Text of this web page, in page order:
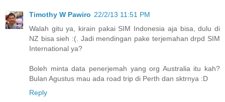
Timothy W Pawiro 22/2/13 11:51 PM
Walah gitu ya, kirain pakai SIM Indonesia aja bisa, dulu di
NZ bisa sieh :(. Jadi mendingan pake terjemahan drpd SIM
International ya?
Boleh minta data penerjemah yang org Australia itu kah?
Bulan Agustus mau ada road trip di Perth dan sktrnya :D
Reply